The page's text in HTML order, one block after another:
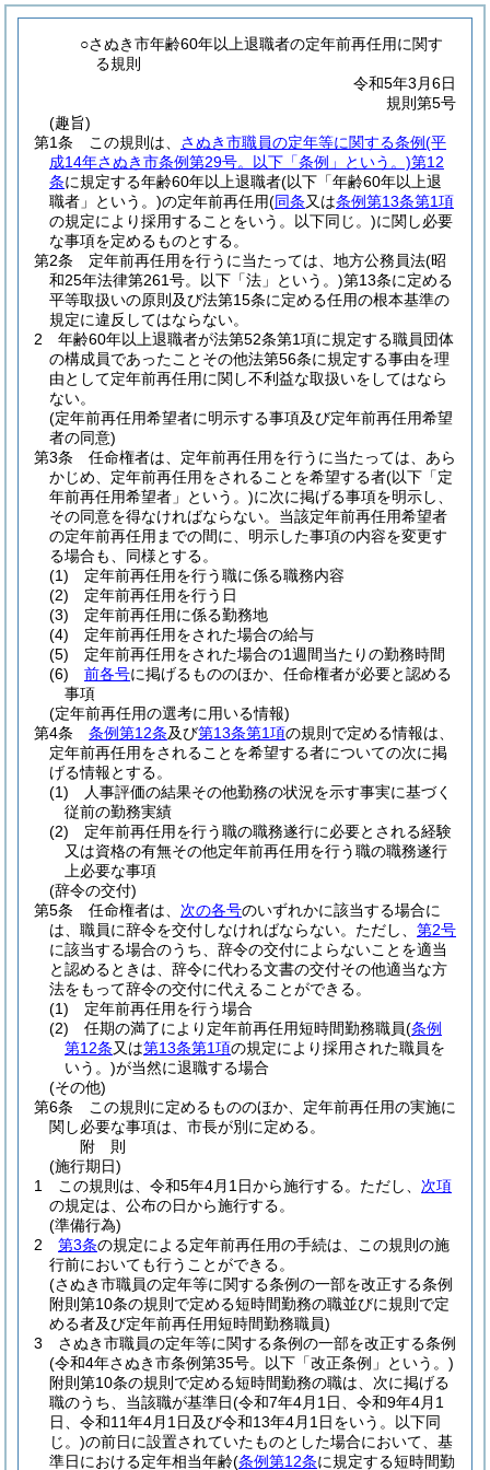
○さぬき市年齢60年以上退職者の定年前再任用に関す
る規則
令和5年3月6日
規則第5号
(趣旨)
第1条
この規則は、 さぬき市職員の定年等に関する条例(平
成14年さぬき市条例第29号。以下「条例」という。)第12
条に規定する年齢60年以上退職者(以下「年齢60年以上退
職者」という。)の定年前再任用(同条又は条例第13条第1項
の規定により採用することをいう。以下同じ。)に関し必要
な事項を定めるものとする。
第2条
定年前再任用を行うに当たっては、地方公務員法(昭
和25年法律第261号。以下「法」という。)第13条に定める
平等取扱いの原則及び法第15条に定める任用の根本基準の
規定に違反してはならない。
2
年齢60年以上退職者が法第52条第1項に規定する職員団体
の構成員であったことその他法第56条に規定する事由を理
由として定年前再任用に関し不利益な取扱いをしてはなら
ない。
(定年前再任用希望者に明示する事項及び定年前再任用希望
者の同意)
第3条
任命権者は、定年前再任用を行うに当たっては、あら
かじめ、定年前再任用をされることを希望する者(以下「定
年前再任用希望者」という。)に次に掲げる事項を明示し、
その同意を得なければならない。 当該定年前再任用希望者
の定年前再任用までの間に、明示した事項の内容を変更す
る場合も、同様とする。
(1)
定年前再任用を行う職に係る職務内容
(2)
定年前再任用を行う日
(3)
定年前再任用に係る勤務地
(4)
定年前再任用をされた場合の給与
(5)
定年前再任用をされた場合の1週間当たりの勤務時間
(6)
前各号に掲げるもののほか、任命権者が必要と認める
事項
(定年前再任用の選考に用いる情報)
第4条
条例第12条及び第13条第1項の規則で定める情報は、
定年前再任用をされることを希望する者についての次に掲
げる情報とする。
(1)
人事評価の結果その他勤務の状況を示す事実に基づく
従前の勤務実績
(2)
定年前再任用を行う職の職務遂行に必要とされる経験
又は資格の有無その他定年前再任用を行う職の職務遂行
上必要な事項
(辞令の交付)
第5条
任命権者は、 次の各号のいずれかに該当する場合に
は、職員に辞令を交付しなければならない。 ただし、 第2号
に該当する場合のうち、辞令の交付によらないことを適当
と認めるときは、辞令に代わる文書の交付その他適当な方
法をもって辞令の交付に代えることができる。
(1)
定年前再任用を行う場合
(2)
任期の満了により定年前再任用短時間勤務職員(条例
第12条又は第13条第1項の規定により採用された職員を
いう。)が当然に退職する場合
(その他)
第6条
この規則に定めるもののほか、定年前再任用の実施に
関し必要な事項は、市長が別に定める。
附 則
(施行期日)
1
この規則は、令和5年4月1日から施行する。 ただし、 次項
の規定は、公布の日から施行する。
(準備行為)
2
第3条の規定による定年前再任用の手続は、この規則の施
行前においても行うことができる。
(さぬき市職員の定年等に関する条例の一部を改正する条例
附則第10条の規則で定める短時間勤務の職並びに規則で定
める者及び定年前再任用短時間勤務職員)
3
さぬき市職員の定年等に関する条例の一部を改正する条例
(令和4年さぬき市条例第35号。以下「改正条例」という。)
附則第10条の規則で定める短時間勤務の職は、次に掲げる
職のうち、当該職が基準日(令和7年4月1日、令和9年4月1
日、令和11年4月1日及び令和13年4月1日をいう。以下同
じ。)の前日に設置されていたものとした場合において、基
準日における定年相当年齢(条例第12条に規定する短時間勤